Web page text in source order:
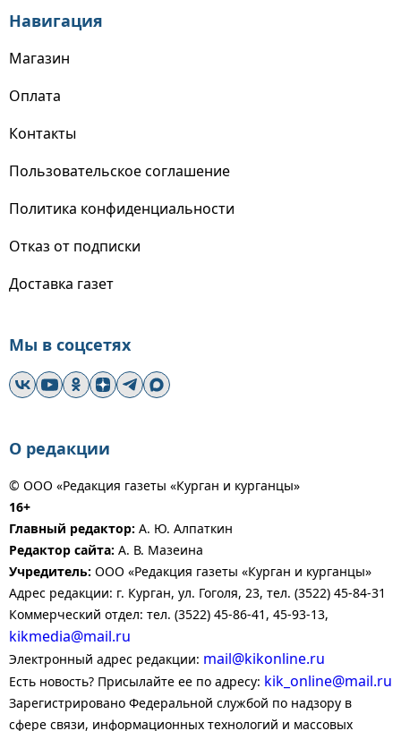
Навигация
Магазин
Оплата
Контакты
Пользовательское соглашение
Политика конфиденциальности
Отказ от подписки
Доставка газет
Мы в соцсетях
О редакции
© ООО «Редакция газеты «Курган и курганцы»
16+
Главный редактор: А. Ю. Алпаткин
Редактор сайта: А. В. Мазеина
Учредитель: ООО «Редакция газеты «Курган и курганцы»
Адрес редакции: г. Курган, ул. Гоголя, 23, тел. (3522) 45-84-31
Коммерческий отдел: тел. (3522) 45-86-41, 45-93-13,
kikmedia@mail.ru
Электронный адрес редакции: mail@kikonline.ru
Есть новость? Присылайте ее по адресу: kik_online@mail.ru
Зарегистрировано Федеральной службой по надзору в
сфере связи, информационных технологий и массовых